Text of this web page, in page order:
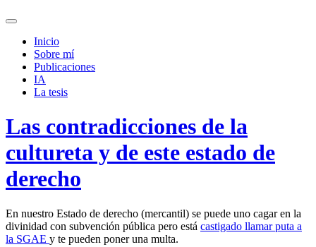
Alternar
campo
búsqueda
Inicio
Sobre mí­
Publicaciones
IA
La tesis
Las contradicciones de la
cultureta y de este estado de
derecho
En nuestro Estado de derecho (mercantil) se puede uno cagar en la
divinidad con subvención pública pero está castigado llamar puta a
la SGAE y te pueden poner una multa.